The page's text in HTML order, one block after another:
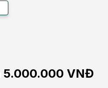
5.000.000 VNĐ